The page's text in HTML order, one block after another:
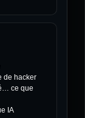
de hacker
ce que
IA